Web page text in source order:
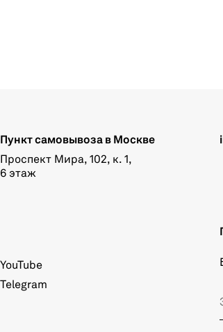
Пункт самовывоза в Москве
Проспект Мира, 102, к. 1,
6 этаж
YouTube
Telegram